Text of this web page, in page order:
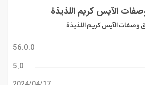
الآيس كريم اللذيذة
وصفات الآيس كريم اللذيذة
56.0.0
5.0